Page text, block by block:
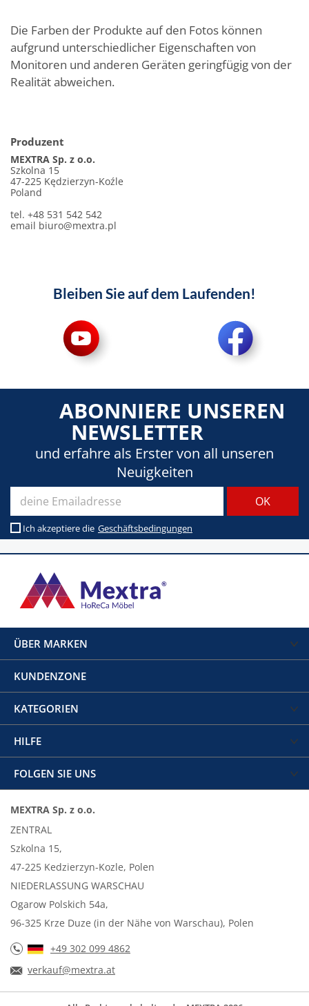
Die Farben der Produkte auf den Fotos können
aufgrund unterschiedlicher Eigenschaften von
Monitoren und anderen Geräten geringfügig von der
Realität abweichen.
Produzent
MEXTRA Sp. z o.o.
Szkolna 15
47-225 Kędzierzyn-Koźle
Poland
tel. +48 531 542 542
email biuro@mextra.pl
Bleiben Sie auf dem Laufenden!
ABONNIERE UNSEREN
NEWSLETTER
und erfahre als Erster von all unseren
Neuigkeiten
Ich akzeptiere die Geschäftsbedingungen
ÜBER MARKEN
KUNDENZONE
KATEGORIEN
HILFE
FOLGEN SIE UNS
MEXTRA Sp. z o.o.
ZENTRAL
Szkolna 15,
47-225 Kedzierzyn-Kozle, Polen
NIEDERLASSUNG WARSCHAU
Ogarow Polskich 54a,
96-325 Krze Duze (in der Nähe von Warschau), Polen
+49 302 099 4862
verkauf@mextra.at